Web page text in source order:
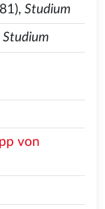
Studium
Studium
von